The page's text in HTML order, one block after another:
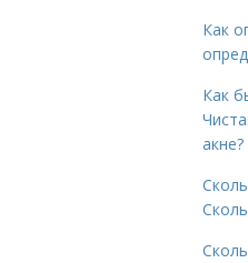
Как
Как
акне?